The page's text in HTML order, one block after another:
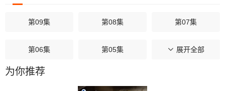
第09集 第08集 第07集
第06集 第05集 第04集
第03集
展开全部
为你推荐